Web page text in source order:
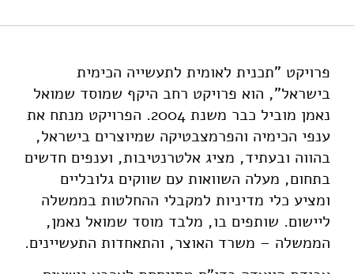
פרויקט "תכנית לאומית לתעשייה הכימית
בישראל", הוא פרויקט רחב היקף שמוסד שמואל
נאמן מוביל כבר משנת 2004. הפרויקט מנתח את
ענפי הכימיה והפרמצבטיקה שמיוצרים בישראל,
בהווה ובעתיד, מציג אלטרנטיבות, וענפים חדשים
בתחום, מעלה השוואות עם שווקים גלובליים
ומציע כלי מדיניות למקבלי ההחלטות בממשלה
ליישום. שותפים בו, מלבד מוסד שמואל נאמן,
הממשלה – משרד האוצר, והתאחדות התעשיינים.